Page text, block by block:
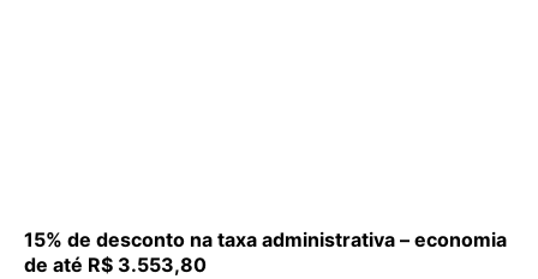
15% de desconto na taxa administrativa – economia
de até R$ 3.553,80